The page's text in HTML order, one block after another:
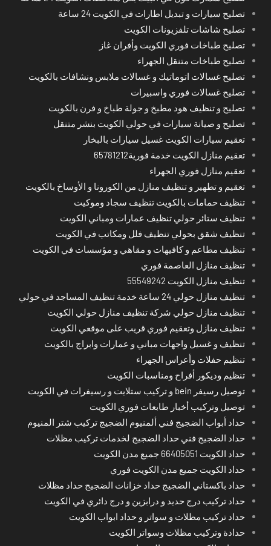
تصليح سيارات و تبديل اطارات في الكويت 24 ساعة
تصليح شاشات تلفزيونات الكويت
تصليح طباخات فوري الكويت وأفران غاز
تصليح طباخات متنقل الجهراء
تصليح غسالات اتوماتيك و غسالات ملابس ونشافات بالكويت
تصليح غسالات فوري واسبيرات
تصليح و تنظيف هود مطبخ و جولة طباخ و فرن بالكويت
تصليح و صيانة سيارات في حولي الكويت بنشر متنقل
تعقيم سيارات الكويت غسيل سيارات بالبخار
تعقيم منازل الكويت خدمة فورية65781212
تعقيم منازل فوري الجهراء
تعقيم و تطهير و تنظيف منازل من الكورونا و الأوساخ بالكويت
تنظيف حمامات بالكويت تنظيف سجاد وموكيت
تنظيف ستائر حولي تنظيف عمارات ومباني الكويت
تنظيف شقق بحولي تنظيف فلل ومكاتب في الكويت
تنظيف مطاعم و كافيهات و مقاهي و مؤسسات في الكويت
تنظيف منازل العاصمة فوري
تنظيف منازل الكويت 55549242
تنظيف منازل حولي 24 ساعة خدمة تنظيف المساجد في حولي
تنظيف منازل حولي شركة تنظيف منازل حولي الكويت
تنظيف منازل وتعقيم فوري قريب على موقعي الكويت
تنظيف و غسيل واجهات مباني و عمارات وابراج بالكويت
تنظيم حفلات وأعراس الجهراء
تنظيم وديكور أفراح ومناسبات الكويت
توصيل رسيفر bein و تركيب ستلايت و رسيفرات في الكويت
توصيل وتركيب أخبار طابعات فوري الكويت
حداد أبواب الضجيج فني ألمنيوم الضجيج تركيب شتر المنيوم
حداد الضجيج فني حداد الضجيج لخدمات تركيب مظلات
حداد الكويت 66405051 جميع مدن الكويت
حداد الكويت جميع مدن الكويت فوري
حداد باكستاني الضجيج حداد خزانات الضجيج حداد مظلات
حداد تركيب درج حديد و درابزين و درج دائري في الكويت
حداد تركيب مظلات و سواتر و حداد ابواب الكويت
حدادة وتركيب مظلات وسواتر الكويت